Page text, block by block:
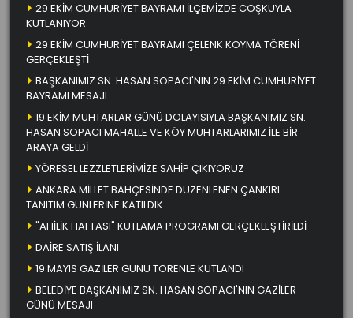
29 EKİM CUMHURİYET BAYRAMI İLÇEMİZDE COŞKUYLA
KUTLANIYOR
29 EKİM CUMHURİYET BAYRAMI ÇELENK KOYMA TÖRENİ
GERÇEKLEŞTİ
BAŞKANIMIZ SN. HASAN SOPACI'NIN 29 EKİM CUMHURİYET
BAYRAMI MESAJI
19 EKİM MUHTARLAR GÜNÜ DOLAYISIYLA BAŞKANIMIZ SN.
HASAN SOPACI MAHALLE VE KÖY MUHTARLARIMIZ İLE BİR
ARAYA GELDİ
YÖRESEL LEZZLETLERİMİZE SAHİP ÇIKIYORUZ
ANKARA MİLLET BAHÇESİNDE DÜZENLENEN ÇANKIRI
TANITIM GÜNLERİNE KATILDIK
"AHİLİK HAFTASI" KUTLAMA PROGRAMI GERÇEKLEŞTİRİLDİ
DAİRE SATIŞ İLANI
19 MAYIS GAZİLER GÜNÜ TÖRENLE KUTLANDI
BELEDİYE BAŞKANIMIZ SN. HASAN SOPACI'NIN GAZİLER
GÜNÜ MESAJI